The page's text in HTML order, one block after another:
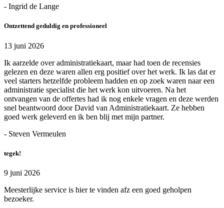
- Ingrid de Lange
Ontzettend geduldig en professioneel
13 juni 2026
Ik aarzelde over administratiekaart, maar had toen de recensies
gelezen en deze waren allen erg positief over het werk. Ik las dat er
veel starters hetzelfde probleem hadden en op zoek waren naar een
administratie specialist die het werk kon uitvoeren. Na het
ontvangen van de offertes had ik nog enkele vragen en deze werden
snel beantwoord door David van Administratiekaart. Ze hebben
goed werk geleverd en ik ben blij met mijn partner.
- Steven Vermeulen
tegek!
9 juni 2026
Meesterlijke service is hier te vinden afz een goed geholpen
bezoeker.